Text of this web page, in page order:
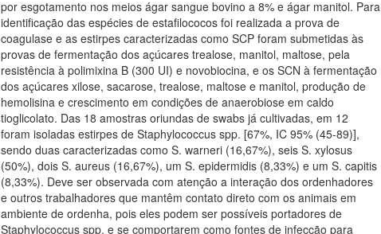
por esgotamento nos meios ágar sangue bovino a 8% e ágar manitol. Para
identificação das espécies de estafilococos foi realizada a prova de
coagulase e as estirpes caracterizadas como SCP foram submetidas às
provas de fermentação dos açúcares trealose, manitol, maltose, pela
resistência à polimixina B (300 UI) e novobiocina, e os SCN à fermentação
dos açúcares xilose, sacarose, trealose, maltose e manitol, produção de
hemolisina e crescimento em condições de anaerobiose em caldo
tioglicolato. Das 18 amostras oriundas de swabs já cultivadas, em 12
foram isoladas estirpes de Staphylococcus spp. [67%, IC 95% (45-89)],
sendo duas caracterizadas como S. warneri (16,67%), seis S. xylosus
(50%), dois S. aureus (16,67%), um S. epidermidis (8,33%) e um S. capitis
(8,33%). Deve ser observada com atenção a interação dos ordenhadores
e outros trabalhadores que mantêm contato direto com os animais em
ambiente de ordenha, pois eles podem ser possíveis portadores de
Staphylococcus spp. e se comportarem como fontes de infecção para